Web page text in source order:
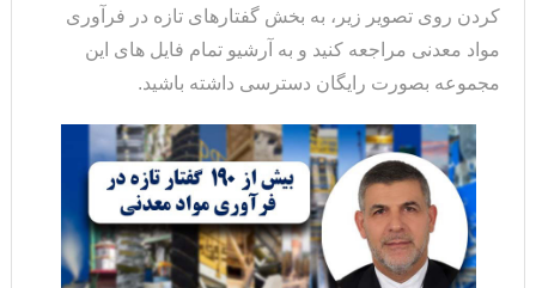
کردن روی تصویر زیر، به بخش گفتارهای تازه در فرآوری
مواد معدنی مراجعه کنید و به آرشیو تمام فایل های این
مجموعه بصورت رایگان دسترسی داشته باشید.